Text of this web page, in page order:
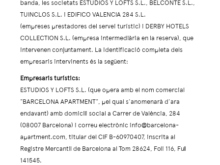
banda, les societats ESTUDIOS Y LOFTS S.L., BELCONTE S.L.,
TUINCLOS S.L. i EDIFICO VALENCIA 284 S.L.
(empreses prestadores del servei turístic) i DERBY HOTELS
COLLECTION S.L. (empresa intermediària en la reserva), que
intervenen conjuntament. La identificació completa dels
empresaris intervinents és la següent:
Empresaris turístics:
ESTUDIOS Y LOFTS S.L. (que opera amb el nom comercial
"BARCELONA APARTMENT", pel qual s'anomenarà d'ara
endavant) amb domicili social a Carrer de València, 284
(08007 Barcelona) i correu electrònic info@barcelona-
apartment.com, titular del CIF B-60970407, inscrita al
Registre Mercantil de Barcelona al Tom 28624, Foli 116, Full
141545.